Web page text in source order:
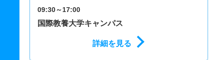
09:30～17:00
国際教養大学キャンパス
詳細を見る